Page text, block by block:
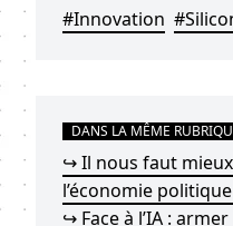
#Innovation
DANS LA MÊME
↪ Il nous faut
l’économie politique
↪ Face à l’IA :